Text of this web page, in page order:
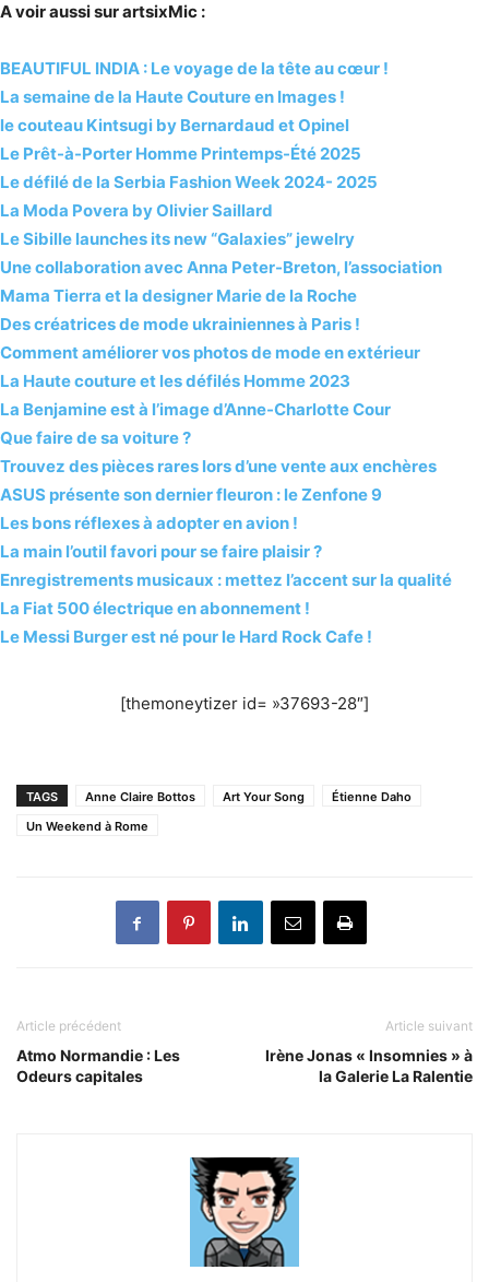
A voir aussi sur artsixMic :
BEAUTIFUL INDIA : Le voyage de la tête au cœur !
La semaine de la Haute Couture en Images !
le couteau Kintsugi by Bernardaud et Opinel
Le Prêt-à-Porter Homme Printemps-Été 2025
Le défilé de la Serbia Fashion Week 2024- 2025
La Moda Povera by Olivier Saillard
Le Sibille launches its new “Galaxies” jewelry
Une collaboration avec Anna Peter-Breton, l’association
Mama Tierra et la designer Marie de la Roche
Des créatrices de mode ukrainiennes à Paris !
Comment améliorer vos photos de mode en extérieur
La Haute couture et les défilés Homme 2023
La Benjamine est à l’image d’Anne-Charlotte Cour
Que faire de sa voiture ?
Trouvez des pièces rares lors d’une vente aux enchères
ASUS présente son dernier fleuron : le Zenfone 9
Les bons réflexes à adopter en avion !
La main l’outil favori pour se faire plaisir ?
Enregistrements musicaux : mettez l’accent sur la qualité
La Fiat 500 électrique en abonnement !
Le Messi Burger est né pour le Hard Rock Cafe !
[themoneytizer id= »37693-28″]
TAGS Anne Claire Bottos Art Your Song
Étienne Daho
Un Weekend à Rome
Article précédent
Atmo Normandie : Les
Odeurs capitales
Article suivant
Irène Jonas « Insomnies » à
la Galerie La Ralentie